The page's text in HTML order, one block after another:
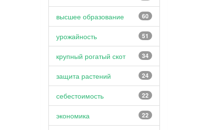
60
высшее образование
51
урожайность
34
крупный рогатый скот
24
защита растений
22
себестоимость
22
экономика